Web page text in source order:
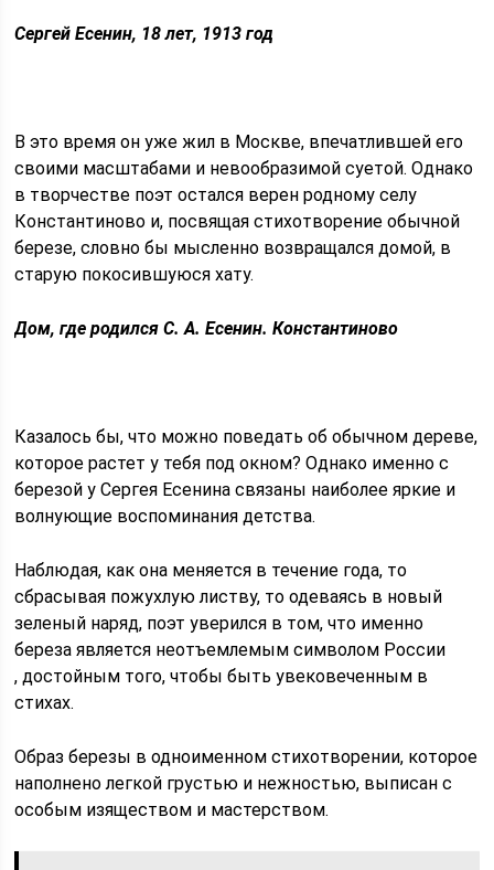
Сергей Есенин, 18 лет, 1913 год
В это время он уже жил в Москве, впечатлившей его
своими масштабами и невообразимой суетой. Однако
в творчестве поэт остался верен родному селу
Константиново и, посвящая стихотворение обычной
березе, словно бы мысленно возвращался домой, в
старую покосившуюся хату.
Дом, где родился С. А. Есенин. Константиново
Казалось бы, что можно поведать об обычном дереве,
которое растет у тебя под окном? Однако именно с
березой у Сергея Есенина связаны наиболее яркие и
волнующие воспоминания детства.
Наблюдая, как она меняется в течение года, то
сбрасывая пожухлую листву, то одеваясь в новый
зеленый наряд, поэт уверился в том, что именно
береза является неотъемлемым символом России
, достойным того, чтобы быть увековеченным в
стихах.
Образ березы в одноименном стихотворении, которое
наполнено легкой грустью и нежностью, выписан с
особым изяществом и мастерством.